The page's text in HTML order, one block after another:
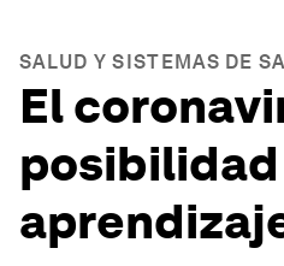
SALUD Y SISTEMAS DE
El